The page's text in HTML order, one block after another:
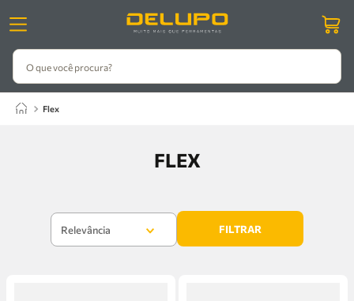
O que você procura?
flex
FLEX
Relevância FILTRAR